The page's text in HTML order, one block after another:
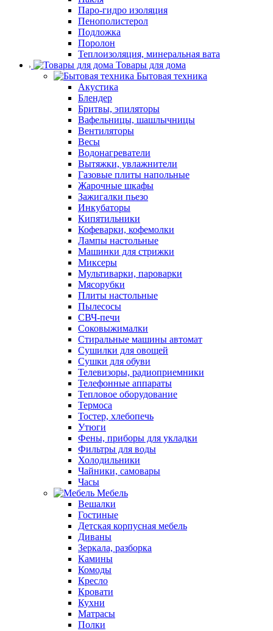
Паро-гидро изоляция
Пенополистерол
Подложка
Поролон
Теплоизоляция, минеральная вата
Товары для дома
Бытовая техника
Акустика
Блендер
Бритвы, эпиляторы
Вафельницы, шашлычницы
Вентиляторы
Весы
Водонагреватели
Вытяжки, увлажнители
Газовые плиты напольные
Жарочные шкафы
Зажигалки пьезо
Инкубаторы
Кипятильники
Кофеварки, кофемолки
Лампы настольные
Машинки для стрижки
Миксеры
Мультиварки, пароварки
Мясорубки
Плиты настольные
Пылесосы
СВЧ-печи
Соковыжималки
Стиральные машины автомат
Сушилки для овощей
Сушки для обуви
Телевизоры, радиоприемники
Телефонные аппараты
Тепловое оборудование
Термоса
Тостер, хлебопечь
Утюги
Фены, приборы для укладки
Фильтры для воды
Холодильники
Чайники, самовары
Часы
Мебель
Вешалки
Гостиные
Детская корпусная мебель
Диваны
Зеркала, разборка
Камины
Комоды
Кресло
Кровати
Кухни
Матрасы
Полки